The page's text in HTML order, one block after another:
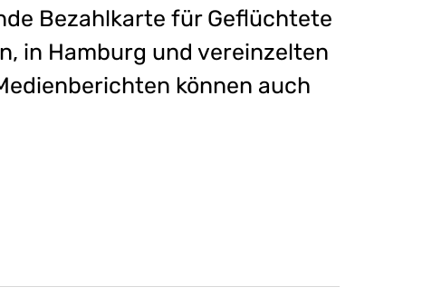
Bezahlkarte für Geflüchtete
in Hamburg und vereinzelten
können auch